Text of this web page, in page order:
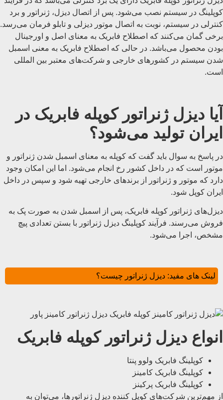
کوپلینگ در سیستم نصب می‌شود. پس از اتصال دیزل، ژنراتور و برد
کنترلی در سیستم، نوبت به اتصال موتور دیزلی و تابلو فرمان می‌رسد.
برخی گمان می‌کنند که اصطلاح فابریک به معنای اصل و اورجینال
بودن محصول می‌باشد. در حالی که اصطلاح فابریک به معنی اسمبل
شدن سیستم در کشورهای خارجی و شرکت‌های معتبر بین المللی
است.
آیا دیزل ژنراتور کوپله فابریک در
ایران تولید می‌شود؟
در پاسخ به سوال باید گفت که کوپله به معنای اسمبل شدن ژنراتور و
موتور است که در داخل کشور رخ انجام می‌شود. اما این امکان وجود
دارد که موتور و ژنراتور از برندهای خارجی تهیه شود و سپس در داخل
ایران کوپل شود.
دیزل‌های ژنراتور کوپله فابریک، پس از اسمبل شدن به صورت پک به
فروش می‌رسند. فرآیند کوپلینگ دیزل ژنراتور با بستن تعدادی پیچ
مشخص، اجرا می‌شود.
لینک های مفید: دیزل ژنراتور چیست؟
انواع دیزل ژنراتور کوپله فابریک
کوپلینگ فابریک ولوو پنتا
کوپلینگ فابریک کامینز
کوپلینگ فابریک پرکینز
از مهم‌ترین شرکت‌های کوپل کننده دیزل ژنراتورها، می‌توان به